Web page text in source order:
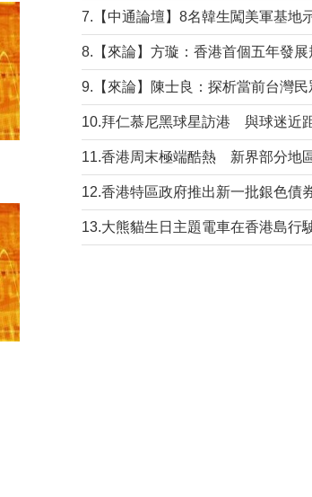
10.拜仁慕尼黑球星訪港 與球迷近
11.香港周末極端酷熱 新界部分地
13.大熊貓生日主題電車在香港島行